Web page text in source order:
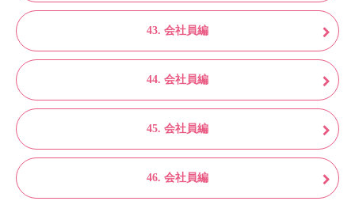
43. 会社員編
44. 会社員編
45. 会社員編
46. 会社員編